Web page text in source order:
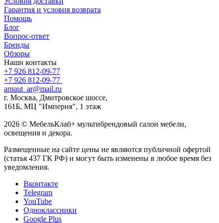
Гарантия и условия возврата
Помощь
Блог
Вопрос-ответ
Бренды
Обзоры
Наши контакты
+7 926 812-09-77
+7 926 812-09-77
arnaut_ar@mail.ru
г. Москва, Дмитровское шоссе,
161Б, МЦ "Империя", 1 этаж
2026 © МебельКлаб+ мультибрендовый салон мебели,
освещения и декора.
Размещенные на сайте цены не являются публичной офертой
(статья 437 ГК РФ) и могут быть изменены в любое время без
уведомления.
Вконтакте
Telegram
YouTube
Одноклассники
Google Plus